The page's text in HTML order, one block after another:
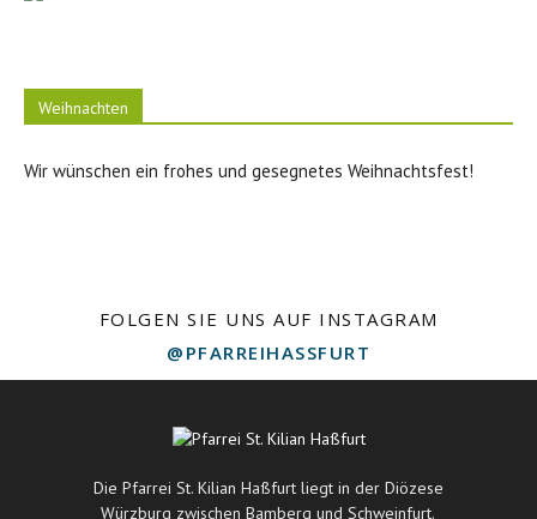
Weihnachten
Wir wünschen ein frohes und gesegnetes Weihnachtsfest!
FOLGEN SIE UNS AUF INSTAGRAM
@PFARREIHASSFURT
Die Pfarrei St. Kilian Haßfurt liegt in der Diözese
Würzburg zwischen Bamberg und Schweinfurt.